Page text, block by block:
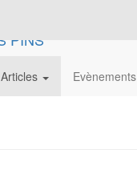
Articles Evènements